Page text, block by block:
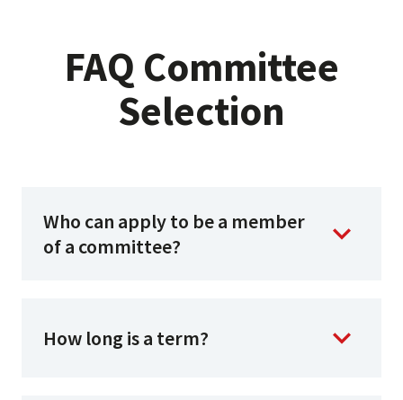
FAQ Committee
Selection
Who can apply to be a member
of a committee?
How long is a term?